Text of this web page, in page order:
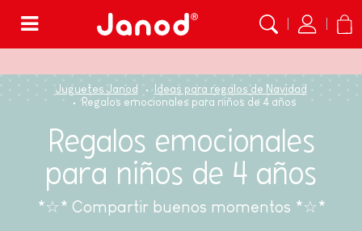
Juguetes Janod
Ideas para regalos de Navidad
Regalos emocionales para niños de 4 años
Regalos emocionales
para niños de 4 años
*☆* Compartir buenos momentos *☆*